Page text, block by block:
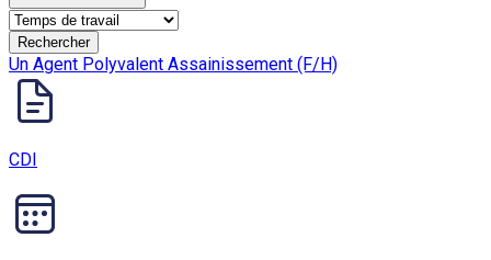
Rechercher
Un Agent Polyvalent Assainissement (F/H)
CDI